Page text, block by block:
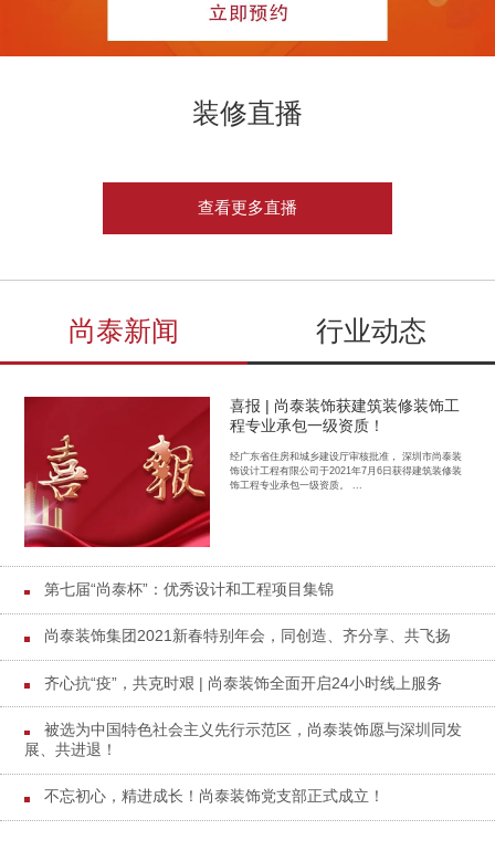
装修直播
查看更多直播
尚泰新闻 行业动态
喜报 | 尚泰装饰获建筑装修装饰工
程专业承包一级资质！
经广东省住房和城乡建设厅审核批准， 深圳市尚泰装
饰设计工程有限公司于2021年7月6日获得建筑装修装
饰工程专业承包一级资质。 ...
第七届“尚泰杯”：优秀设计和工程项目集锦
尚泰装饰集团2021新春特别年会，同创造、齐分享、共飞扬
齐心抗“疫”，共克时艰 | 尚泰装饰全面开启24小时线上服务
被选为中国特色社会主义先行示范区，尚泰装饰愿与深圳同发
展、共进退！
不忘初心，精进成长！尚泰装饰党支部正式成立！